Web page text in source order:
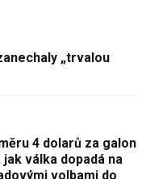
„trvalou
4 dolarů za galon
válka dopadá na
volbami do